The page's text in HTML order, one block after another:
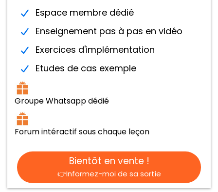
Espace membre dédié
Enseignement pas à pas en vidéo
Exercices d'implémentation
Etudes de cas exemple
Groupe Whatsapp dédié
Forum intéractif sous chaque leçon
Bientôt en vente !
👉Informez-moi de sa sortie